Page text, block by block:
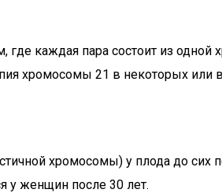
каждая пара состоит из
хромосомы 21 в некоторых или
хромосомы) у плода до сих
у женщин после 30 лет.